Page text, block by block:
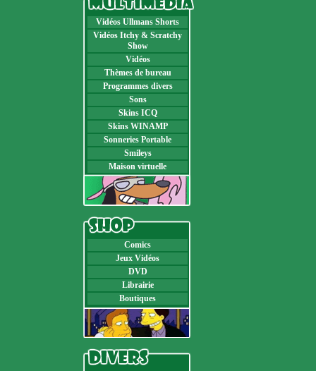
Vidéos Ullmans Shorts
Vidéos Itchy & Scratchy
Show
Vidéos
Thèmes de bureau
Programmes divers
Sons
Skins ICQ
Skins WINAMP
Sonneries Portable
Smileys
Maison virtuelle
Comics
Jeux Vidéos
DVD
Librairie
Boutiques